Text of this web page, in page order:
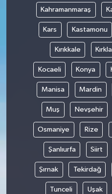
Kahramanmaraş
Kars Kastamonu
Kırıkkale
Kocaeli Konya
Manisa Mardin
Muş Nevşehir
Osmaniye Rize
Şanlıurfa Siirt
Şırnak Tekirdağ
Tunceli Uşak